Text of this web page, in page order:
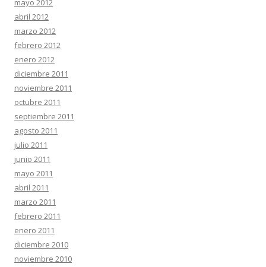
mayo 2012
abril 2012
marzo 2012
febrero 2012
enero 2012
diciembre 2011
noviembre 2011
octubre 2011
septiembre 2011
agosto 2011
julio 2011
junio 2011
mayo 2011
abril 2011
marzo 2011
febrero 2011
enero 2011
diciembre 2010
noviembre 2010